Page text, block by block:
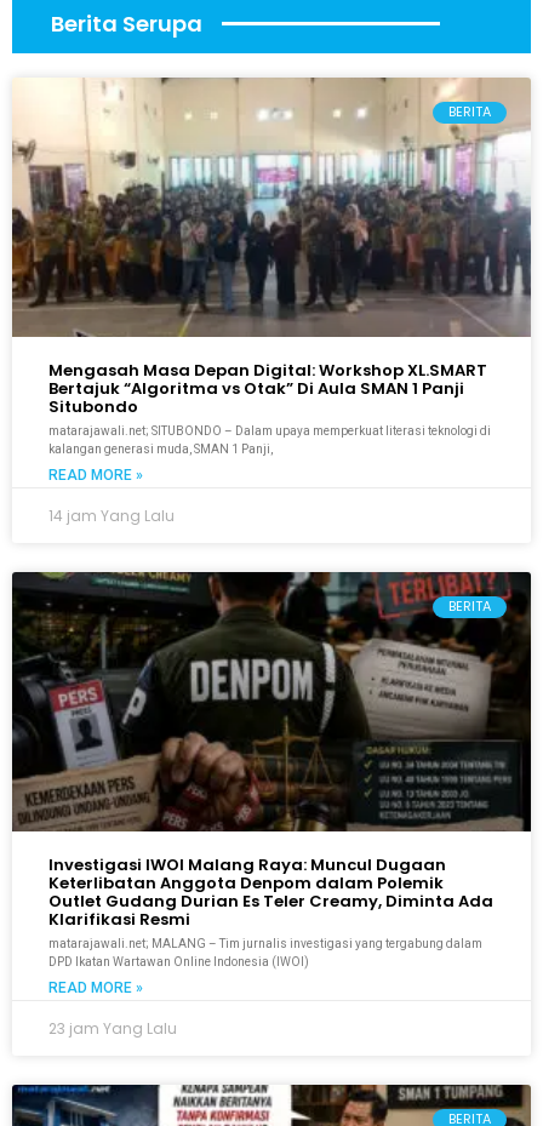
Berita Serupa
BERITA
Mengasah Masa Depan Digital: Workshop XL.SMART
Bertajuk “Algoritma vs Otak” Di Aula SMAN 1 Panji
Situbondo
matarajawali.net; SITUBONDO – Dalam upaya memperkuat literasi teknologi di
kalangan generasi muda, SMAN 1 Panji,
READ MORE »
14 jam Yang Lalu
BERITA
Investigasi IWOI Malang Raya: Muncul Dugaan
Keterlibatan Anggota Denpom dalam Polemik
Outlet Gudang Durian Es Teler Creamy, Diminta Ada
Klarifikasi Resmi
matarajawali.net; MALANG – Tim jurnalis investigasi yang tergabung dalam
DPD Ikatan Wartawan Online Indonesia (IWOI)
READ MORE »
23 jam Yang Lalu
BERITA